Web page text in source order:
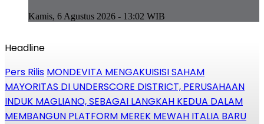
Kamis, 6 Agustus 2026 - 13:02 WIB
Headline
Pers Rilis MONDEVITA MENGAKUISISI SAHAM
MAYORITAS DI UNDERSCORE DISTRICT, PERUSAHAAN
INDUK MAGLIANO, SEBAGAI LANGKAH KEDUA DALAM
MEMBANGUN PLATFORM MEREK MEWAH ITALIA BARU